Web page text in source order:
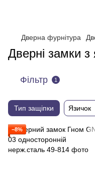
Дверна фурнітура
Дверні замки з
Фільтр 1
Тип защіпки Язичок
−8%